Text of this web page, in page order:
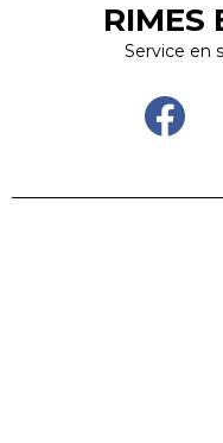
RIMES
Service en